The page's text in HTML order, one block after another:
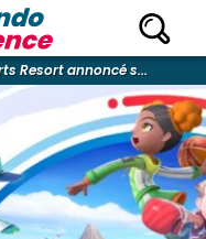
Resort annoncé s...